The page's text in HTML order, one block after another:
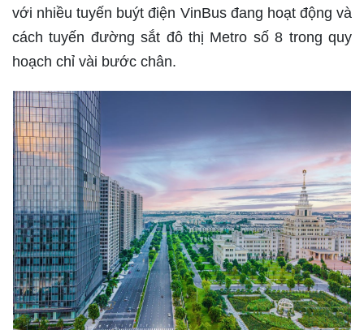
với nhiều tuyến buýt điện VinBus đang hoạt động và
cách tuyến đường sắt đô thị Metro số 8 trong quy
hoạch chỉ vài bước chân.